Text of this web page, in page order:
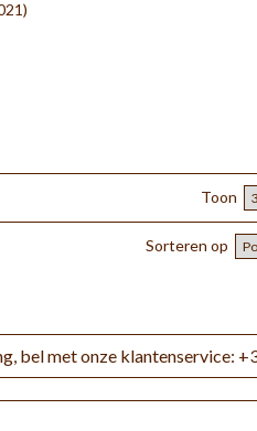
Toon
Sorteren op
bel met onze klantenservice: